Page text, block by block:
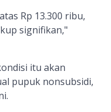
Rp 13.300 ribu,
signifikan,"
itu akan
pupuk nonsubsidi,